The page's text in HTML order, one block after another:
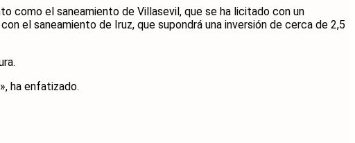
como el saneamiento de Villasevil, que se ha licitado con un
el saneamiento de Iruz, que supondrá una inversión de cerca de 2,5
ha enfatizado.